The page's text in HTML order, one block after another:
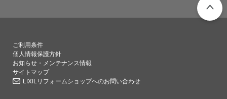
ご利用条件
個人情報保護方針
お知らせ・メンテナンス情報
サイトマップ
LIXILリフォームショップへのお問い合わせ